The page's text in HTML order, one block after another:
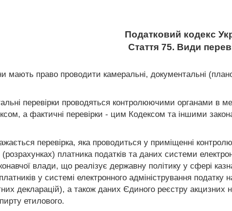
Податковий кодекс
Стаття 75. Види
мають право проводити камеральні, документальні
перевірки проводяться контролюючими органами в
а фактичні перевірки - цим Кодексом та іншими
перевірка, яка проводиться у приміщенні
платника податків та даних системи
влади, що реалізує державну політику у сфері
у системі електронного адміністрування
декларацій), а також даних Єдиного реєстру акцизних
етилового.